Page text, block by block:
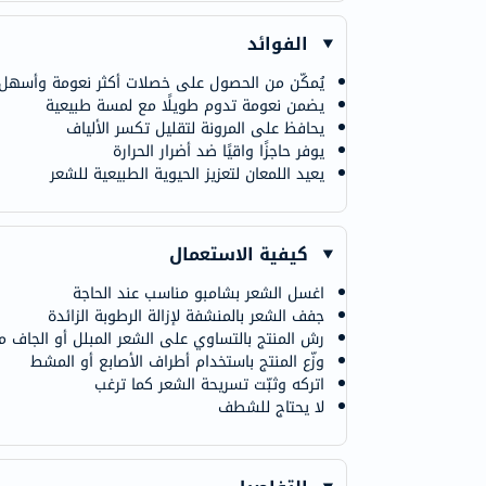
الفوائد
يُمكّن من الحصول على خصلات أكثر نعومة
يضمن نعومة تدوم طويلًا مع لمسة طبيعية
يحافظ على المرونة لتقليل تكسر الألياف
يوفر حاجزًا واقيًا ضد أضرار الحرارة
يعيد اللمعان لتعزيز الحيوية الطبيعية للشعر
كيفية الاستعمال
اغسل الشعر بشامبو مناسب عند الحاجة
جفف الشعر بالمنشفة لإزالة الرطوبة الزائدة
رش المنتج بالتساوي على الشعر المبلل أو الجاف
وزّع المنتج باستخدام أطراف الأصابع أو المشط
اتركه وثبّت تسريحة الشعر كما ترغب
لا يحتاج للشطف